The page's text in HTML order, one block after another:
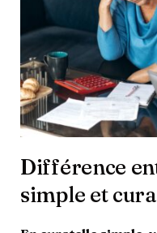
Différence
simple et